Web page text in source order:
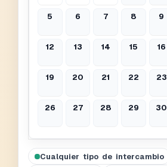
5 6 7 8 9
12 13 14 15 16
19 20 21 22 23
26 27 28 29 30
Cualquier tipo de intercambio